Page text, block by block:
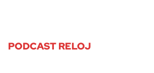
PODCAST RELOJ